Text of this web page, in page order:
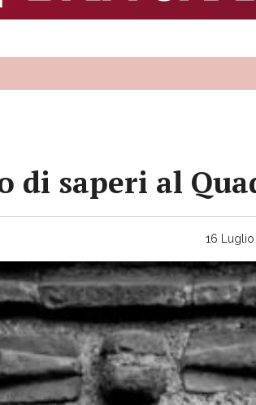
di saperi al
16 Luglio